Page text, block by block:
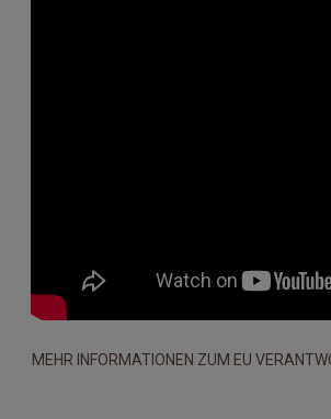
MEHR INFORMATIONEN ZUM EU